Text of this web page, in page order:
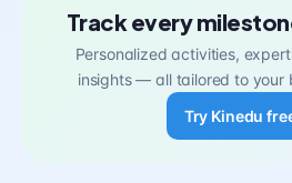
Track every
Personalized activities,
insights — all tailored to your
Try Kinedu